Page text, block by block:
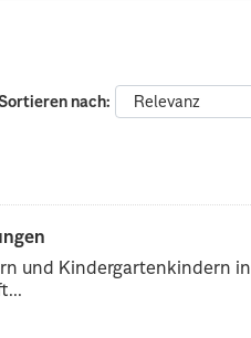
nach
und Kindergartenkindern in